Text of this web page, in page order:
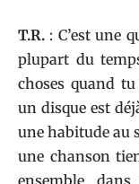
T.R. : C’est une
plupart du
choses quand
un disque est
une habitude au
une chanson
ensemble